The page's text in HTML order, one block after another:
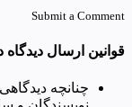
Submit a Comment
قوانین ارسال
چنانچه